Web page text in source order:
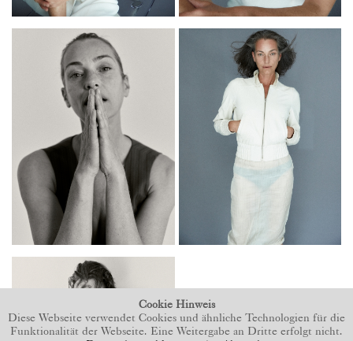
Cookie Hinweis
Diese Webseite verwendet Cookies und ähnliche Technologien für die
Funktionalität der Webseite. Eine Weitergabe an Dritte erfolgt nicht.